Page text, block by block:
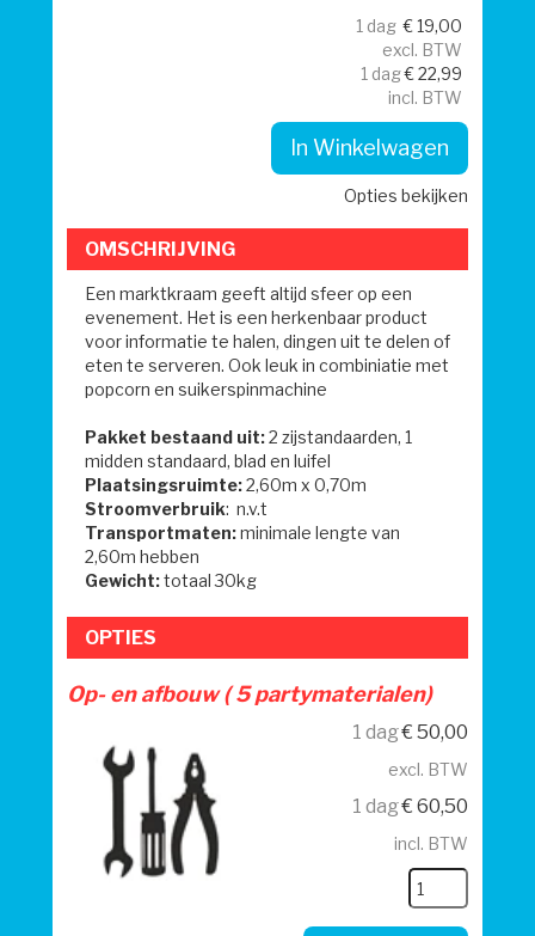
1 dag € 19,00
excl. BTW
1 dag€ 22,99
incl. BTW
In Winkelwagen
Opties bekijken
OMSCHRIJVING
Een marktkraam geeft altijd sfeer op een
evenement. Het is een herkenbaar product
voor informatie te halen, dingen uit te delen of
eten te serveren. Ook leuk in combiniatie met
popcorn en suikerspinmachine
Pakket bestaand uit:2 zijstandaarden, 1
midden standaard, blad en luifel
Plaatsingsruimte:2,60m x 0,70m
Stroomverbruik: n.v.t
Transportmaten:minimale lengte van
2,60m hebben
Gewicht:totaal 30kg
OPTIES
Op- en afbouw ( 5 partymaterialen)
1 dag€ 50,00
excl. BTW
1 dag€ 60,50
incl. BTW